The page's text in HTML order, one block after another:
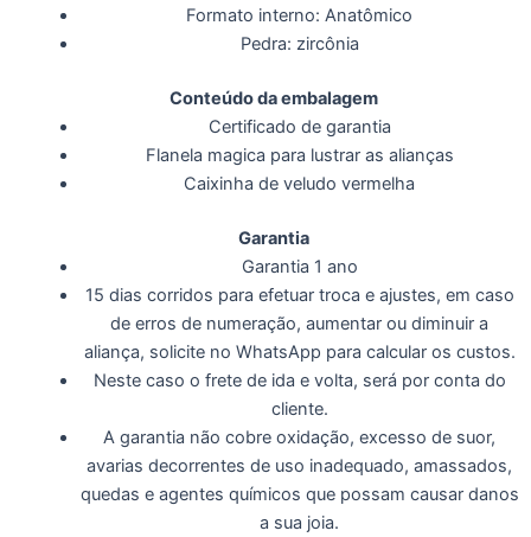
Formato interno: Anatômico
Pedra: zircônia
Conteúdo da embalagem
Certificado de garantia
Flanela magica para lustrar as alianças
Caixinha de veludo vermelha
Garantia
Garantia 1 ano
15 dias corridos para efetuar troca e ajustes, em caso
de erros de numeração, aumentar ou diminuir a
aliança, solicite no WhatsApp para calcular os custos.
Neste caso o frete de ida e volta, será por conta do
cliente.
A garantia não cobre oxidação, excesso de suor,
avarias decorrentes de uso inadequado, amassados,
quedas e agentes químicos que possam causar danos
a sua joia.